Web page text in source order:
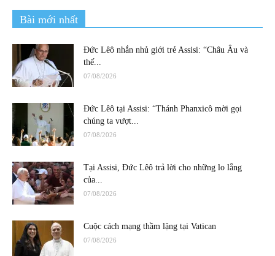
Bài mới nhất
Đức Lêô nhắn nhủ giới trẻ Assisi: “Châu Âu và
thế...
07/08/2026
Đức Lêô tại Assisi: “Thánh Phanxicô mời gọi
chúng ta vượt...
07/08/2026
Tại Assisi, Đức Lêô trả lời cho những lo lắng
của...
07/08/2026
Cuộc cách mạng thầm lặng tại Vatican
07/08/2026